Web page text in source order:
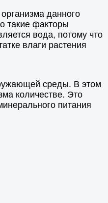
данного
такие факторы
вода, потому что
влаги растения
среды. В этом
количестве. Это
питания